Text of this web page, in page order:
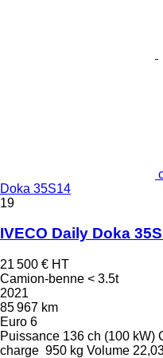
Doka 35S14
19
IVECO Daily Doka
21 500 € HT
Camion-benne < 3.5t
2021
85 967 km
Euro 6
Puissance 136 ch (100 kW)
charge 950 kg Volume